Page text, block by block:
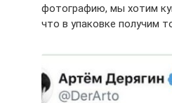
фотографию, мы хотим
что в упаковке получим